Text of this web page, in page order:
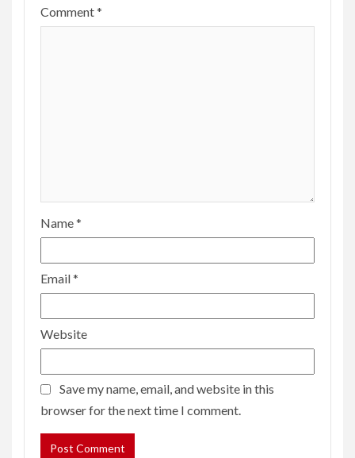
Comment*
Name*
Email*
Website
Save my name, email, and website in this
browser for the next time I comment.